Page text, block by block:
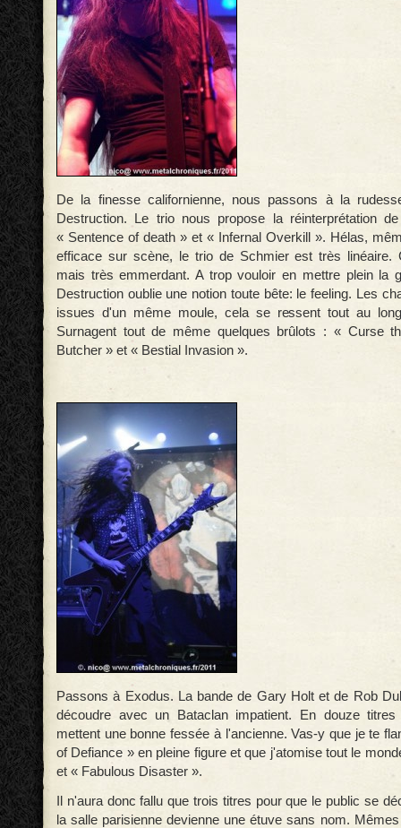
De la finesse californienne, nous passons à la
Destruction. Le trio nous propose la réinterprétation
« Sentence of death » et « Infernal Overkill ». Hélas,
efficace sur scène, le trio de Schmier est très linéaire.
mais très emmerdant. A trop vouloir en mettre plein la
Destruction oublie une notion toute bête: le feeling. Les
issues d'un même moule, cela se ressent tout au
Surnagent tout de même quelques brûlots : « Curse
Butcher » et « Bestial Invasion ».
Passons à Exodus. La bande de Gary Holt et de Rob
découdre avec un Bataclan impatient. En douze
mettent une bonne fessée à l'ancienne. Vas-y que je te
of Defiance » en pleine figure et que j'atomise tout le
et « Fabulous Disaster ».
Il n'aura donc fallu que trois titres pour que le public se
la salle parisienne devienne une étuve sans nom.